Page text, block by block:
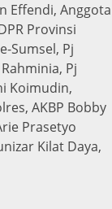
Effendi, Anggota
Provinsi
Sumsel, Pj
Pj
Koimudin,
AKBP Bobby
Prasetyo
Kilat Daya,